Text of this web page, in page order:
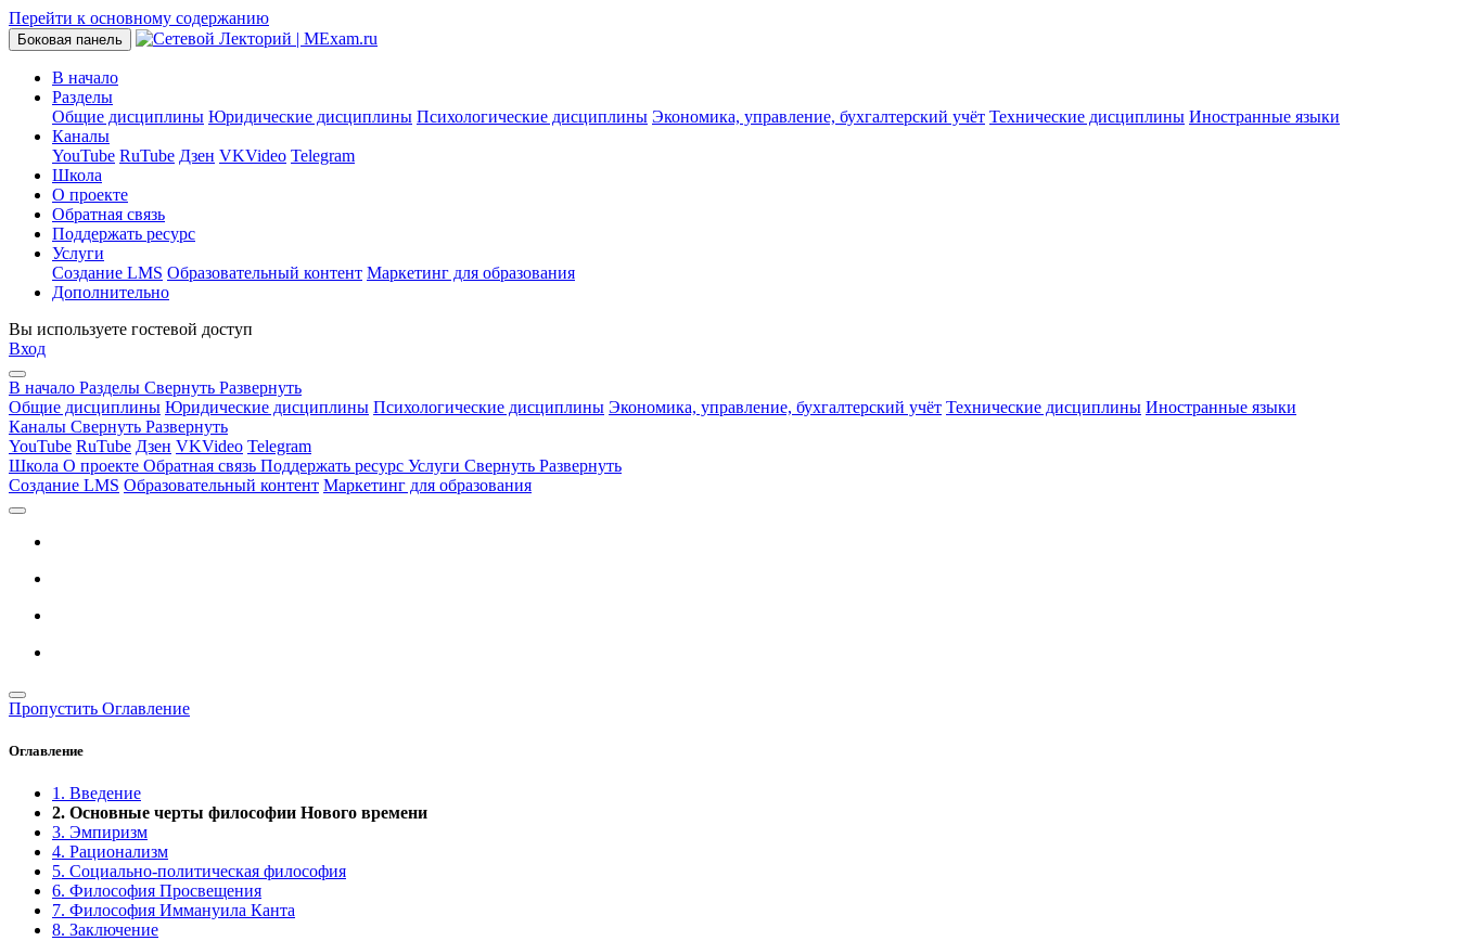
Перейти к основному содержанию
Боковая панель
В начало
Разделы
Общие дисциплины Юридические дисциплины Психологические дисциплины Экономика, управление, бухгалтерский учёт Технические дисциплины Иностранные языки
Каналы
YouTube RuTube Дзен VKVideo Telegram
Школа
О проекте
Обратная связь
Поддержать ресурс
Услуги
Создание LMS Образовательный контент Маркетинг для образования
Дополнительно
Вы используете гостевой доступ
Вход
В начало Разделы Свернуть Развернуть
Общие дисциплины Юридические дисциплины Психологические дисциплины Экономика, управление, бухгалтерский учёт Технические дисциплины Иностранные языки
Каналы Свернуть Развернуть
YouTube RuTube Дзен VKVideo Telegram
Школа О проекте Обратная связь Поддержать ресурс Услуги Свернуть Развернуть
Создание LMS Образовательный контент Маркетинг для образования
Пропустить Оглавление
Оглавление
1. Введение
2. Основные черты философии Нового времени
3. Эмпиризм
4. Рационализм
5. Социально-политическая философия
6. Философия Просвещения
7. Философия Иммануила Канта
8. Заключение